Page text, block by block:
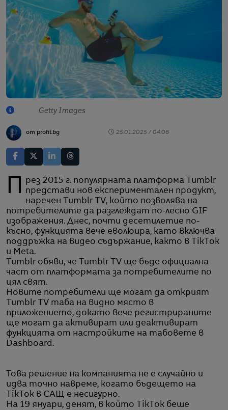
Getty Images
от profit.bg 25.01.2025 / 04:06
През 2015 г. популярната платформа Tumblr
представи нов експериментален продукт,
наречен Tumblr TV, който позволява на
потребителите да разглеждат по-лесно GIF
изображения. Днес, почти десетилетие по-
късно, функцията вече еволюира, като включва
поддръжка на видео съдържание, както в TikTok
и Meta.
Tumblr обяви, че Tumblr TV ще бъде официална
част от платформата за потребителите по
цял свят.
Новите потребители ще могат да открият
Tumblr TV таба на видно място в
приложението, докато вече регистрираните
ще могат да активират или деактивират
функцията от настройките на табовете в
Dashboard.
Това решение на компанията не е случайно и
идва точно навреме, когато бъдещето на
TikTok в САЩ е несигурно.
На 19 януари, денят, в който TikTok беше